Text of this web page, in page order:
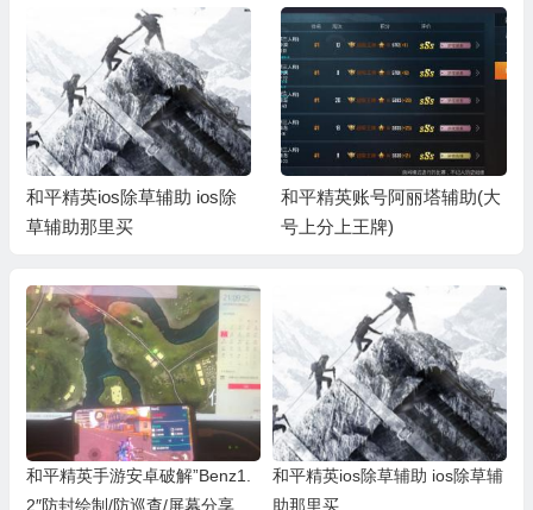
和平精英ios除草辅助 ios除
草辅助那里买
和平精英账号阿丽塔辅助(大
号上分上王牌)
和平精英手游安卓破解”Benz1.
2″防封绘制/防巡查/屏幕分享
和平精英ios除草辅助 ios除草辅
助那里买